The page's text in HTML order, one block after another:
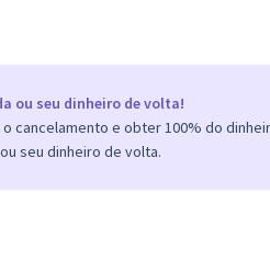
ou seu dinheiro de volta!
cancelamento e obter 100% do
seu dinheiro de volta.